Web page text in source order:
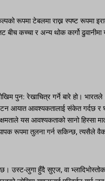
रूपमा टेबलमा राख्न स्पष्ट रूपमा
कच्चा र अन्य थोक कार्गो ढुवानीमा
पुन: रेखाचित्र गर्ने बारे हो।
आयात आवश्यकतालाई संकेत गर्दछ र
यस आवश्यकताको सानो
रूपमा तुलना गर्न सकिन्छ, त्यसैले
उस्ट-लुगा हुँदै सुएज, वा